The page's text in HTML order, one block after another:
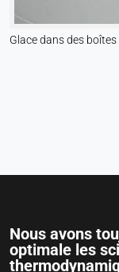
Glace dans des
Nous avons
optimale les